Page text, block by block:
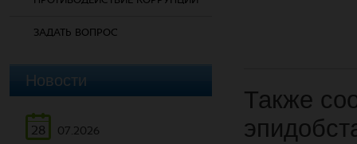
ЗАДАТЬ ВОПРОС
Новости
28
07.2026
Также